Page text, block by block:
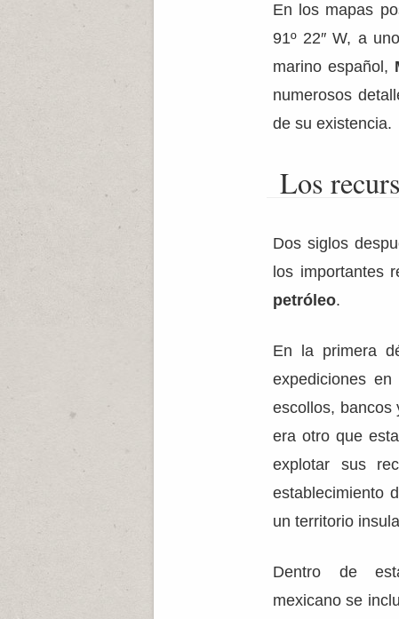
En los mapas
91º 22″ W, a
marino español,
numerosos
de su existencia.
Los
Dos siglos
los importantes
petróleo.
En la primera
expediciones
escollos, bancos
era otro que
explotar sus
establecimiento
un territorio
Dentro de
mexicano se